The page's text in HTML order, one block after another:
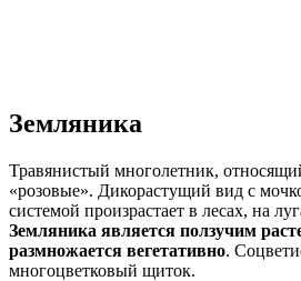
Земляника
Травянистый многолетник,
«розовые». Дикорастущий вид с
системой произрастает в лесах, на
Земляника является ползучим
размножается вегетативно.
многоцветковый щиток.